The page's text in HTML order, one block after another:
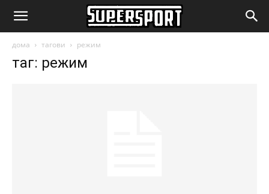
SuperSport.mk
дома тагови режим
таг: режим